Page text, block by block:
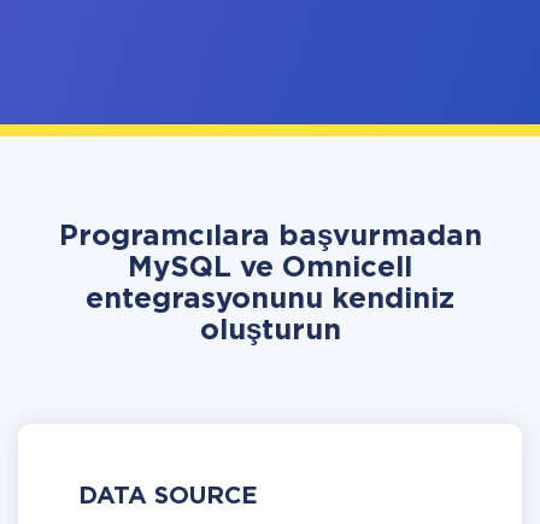
Programcılara başvurmadan
MySQL ve Omnicell
entegrasyonunu kendiniz
oluşturun
DATA SOURCE